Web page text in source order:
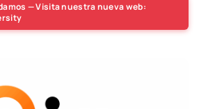
— Visita nuestra nueva web: